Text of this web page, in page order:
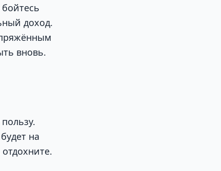
доход.
вновь.
на